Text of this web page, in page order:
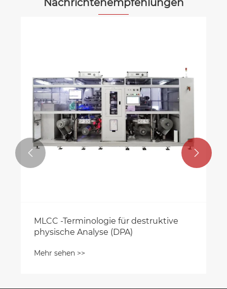
Nachrichtenempfehlungen
MLCC -Terminologie für destruktive
physische Analyse (DPA)
Mehr sehen >>
 